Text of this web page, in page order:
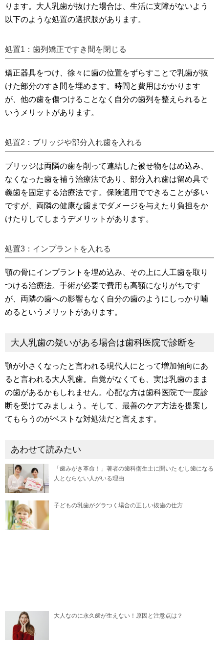
ります。大人乳歯が抜けた場合は、生活に支障がないよう
以下のような処置の選択肢があります。
処置1：歯列矯正ですき間を閉じる
矯正器具をつけ、徐々に歯の位置をずらすことで乳歯が抜
けた部分のすき間を埋めます。時間と費用はかかります
が、他の歯を傷つけることなく自分の歯列を整えられると
いうメリットがあります。
処置2：ブリッジや部分入れ歯を入れる
ブリッジは両隣の歯を削って連結した被せ物をはめ込み、
なくなった歯を補う治療法であり、部分入れ歯は留め具で
義歯を固定する治療法です。保険適用でできることが多い
ですが、両隣の健康な歯までダメージを与えたり負担をか
けたりしてしまうデメリットがあります。
処置3：インプラントを入れる
顎の骨にインプラントを埋め込み、その上に人工歯を取り
つける治療法。手術が必要で費用も高額になりがちです
が、両隣の歯への影響もなく自分の歯のようにしっかり噛
めるというメリットがあります。
大人乳歯の疑いがある場合は歯科医院で診断を
顎が小さくなったと言われる現代人にとって増加傾向にあ
ると言われる大人乳歯。自覚がなくても、実は乳歯のまま
の歯があるかもしれません。心配な方は歯科医院で一度診
断を受けてみましょう。そして、最善のケア方法を提案し
てもらうのがベストな対処法だと言えます。
あわせて読みたい
「歯みがき革命！」著者の歯科衛生士に聞いた むし歯になる
人とならない人がいる理由
子どもの乳歯がグラつく場合の正しい抜歯の仕方
大人なのに永久歯が生えない！原因と注意点は？